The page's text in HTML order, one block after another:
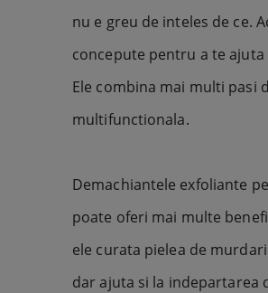
nu e greu de inteles de ce.
concepute pentru a te
Ele combina mai multi pasi
multifunctionala.
Demachiantele exfoliante
poate oferi mai multe
ele curata pielea de
dar ajuta si la indepartarea